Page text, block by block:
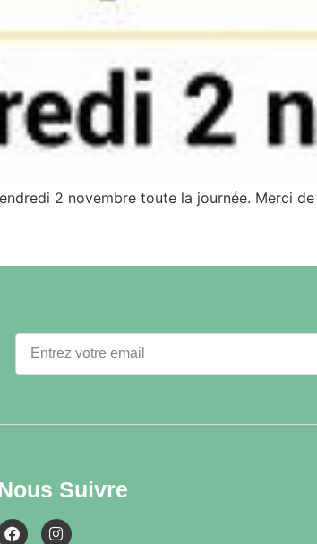
2 novembre toute la journée. Merci
Suivre